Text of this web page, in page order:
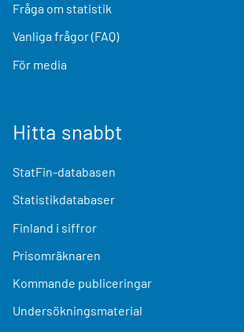
Fråga om statistik
Vanliga frågor (FAQ)
För media
Hitta snabbt
StatFin-databasen
Statistikdatabaser
Finland i siffror
Prisomräknaren
Kommande publiceringar
Undersökningsmaterial